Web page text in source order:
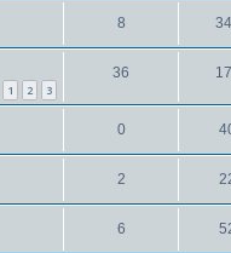
8
1 2 3
36
0
2
6